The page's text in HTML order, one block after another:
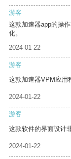
游客
这款加速器app的操
化。
2024-01-22
游客
这款加速器VPM应用
2024-01-22
游客
这款软件的界面设计
2024-01-22